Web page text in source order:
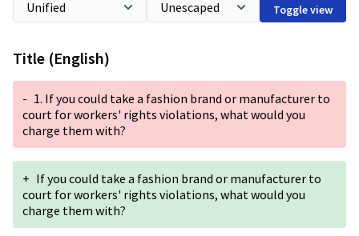
Toggle view
Title (English)
- 1. If you could take a fashion brand or manufacturer to
court for workers' rights violations, what would you
charge them with?
+ If you could take a fashion brand or manufacturer to
court for workers' rights violations, what would you
charge them with?